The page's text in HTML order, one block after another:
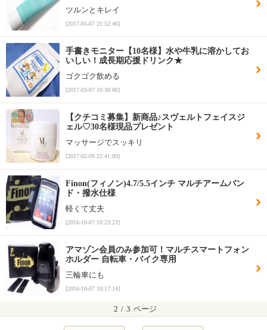
ツルンとキレイ
[2017-05-07 21:52:46]
手書きモニター【10名様】水や牛乳に溶かしてお
いしい！成長期応援ドリンク★
ゴクゴク飲める
[2017-03-07 10:30:00]
【クチコミ募集】新商品♪スヴェルトフェイスジ
ェル♡30名様現品プレゼント
マッサージでスッキリ
[2017-02-09 22:41:09]
Finon(フィノン)4.7/5.5インチ マルチアームバン
ド・撥水仕様
軽くて丈夫
[2016-10-07 18:23:23]
アマゾン会員のみ参加可！マルチスマートフォン
ホルダー 自転車・バイク専用
三輪車にも
[2016-10-07 18:17:14]
2 / 3 ページ